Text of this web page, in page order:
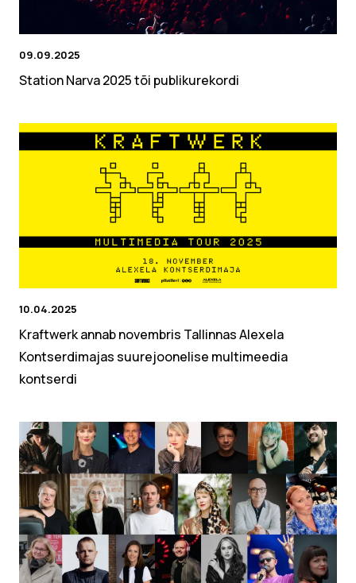
09.09.2025
Station Narva 2025 tõi publikurekordi
10.04.2025
Kraftwerk annab novembris Tallinnas Alexela
Kontserdimajas suurejoonelise multimeedia
kontserdi